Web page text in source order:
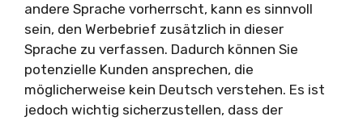
andere Sprache vorherrscht, kann es sinnvoll
sein, den Werbebrief zusätzlich in dieser
Sprache zu verfassen. Dadurch können Sie
potenzielle Kunden ansprechen, die
möglicherweise kein Deutsch verstehen. Es ist
jedoch wichtig sicherzustellen, dass der